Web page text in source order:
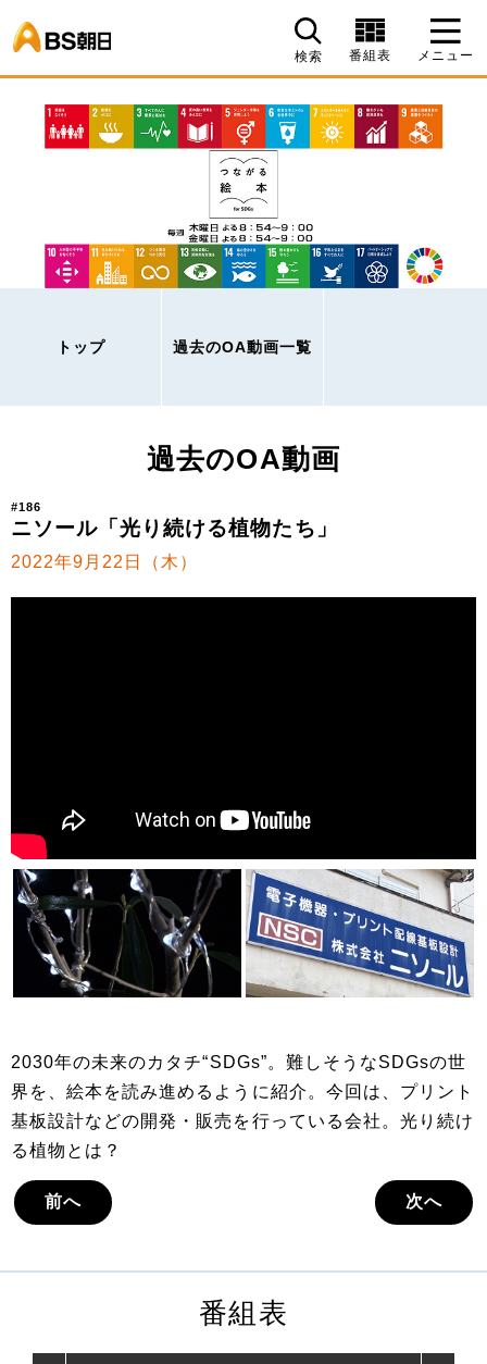
検索 番組表 メニュー
トップ 過去のOA動画一覧
過去のOA動画
#186
ニソール「光り続ける植物たち」
2022年9月22日（木）
2030年の未来のカタチ“SDGs”。難しそうなSDGsの世
界を、絵本を読み進めるように紹介。今回は、プリント
基板設計などの開発・販売を行っている会社。光り続け
る植物とは？
前へ 次へ
番組表